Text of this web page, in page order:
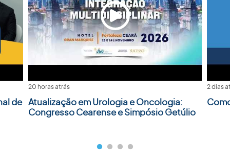
de
20 horas atrás
Atualização em Urologia e Oncologia:
Congresso Cearense e Simpósio Getúlio
2 dias